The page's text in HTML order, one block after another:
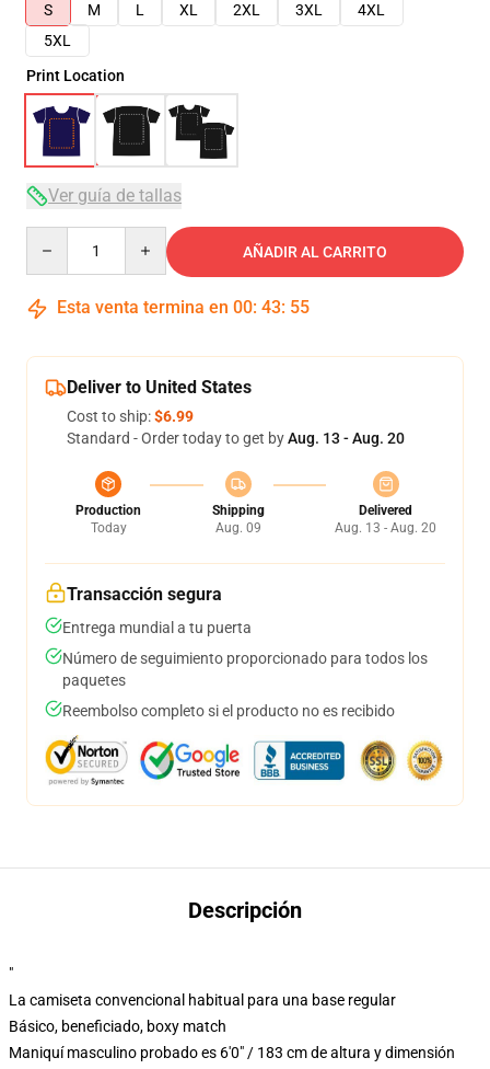
S
M L XL 2XL 3XL
4XL
5XL
Print Location
Ver guía de tallas
AÑADIR AL CARRITO
Esta venta termina en 00: 43: 54
Deliver to United States
Cost to ship:$6.99
Standard - Order today to get byAug. 13 - Aug. 20
Production
Today
Shipping
Aug. 09
Delivered
Aug. 13 - Aug. 20
Transacción segura
Entrega mundial a tu puerta
Número de seguimiento proporcionado para todos los
paquetes
Reembolso completo si el producto no es recibido
Descripción
"
La camiseta convencional habitual para una base regular
Básico, beneficiado, boxy match
Maniquí masculino probado es 6'0" / 183 cm de altura y dimensión